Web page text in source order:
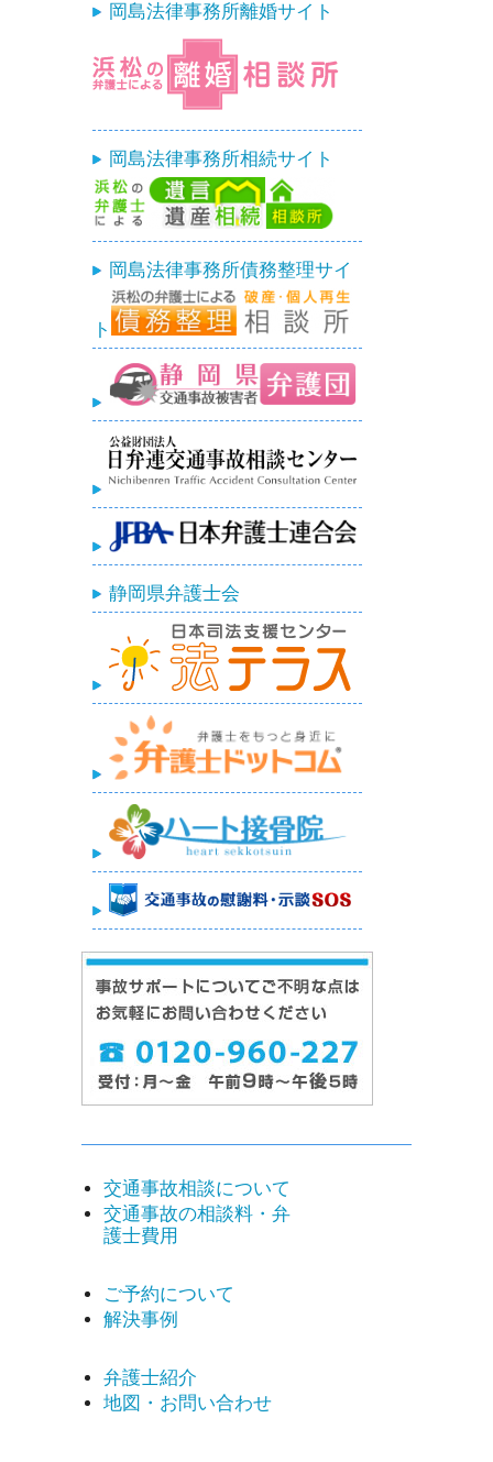
岡島法律事務所離婚サイト
岡島法律事務所相続サイト
岡島法律事務所債務整理サイ
ト
静岡県弁護士会
交通事故相談について
交通事故の相談料・弁
護士費用
ご予約について
解決事例
弁護士紹介
地図・お問い合わせ